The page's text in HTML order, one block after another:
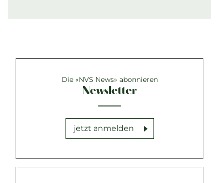
Die «NVS News» abonnieren
Newsletter
jetzt anmelden